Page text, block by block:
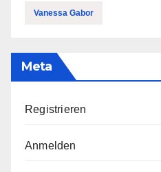
Vanessa Gabor
Meta
Registrieren
Anmelden